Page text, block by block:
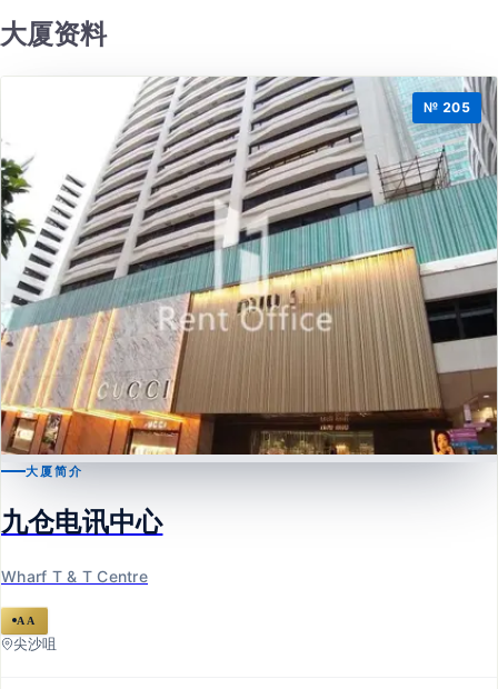
大厦资料
№ 205
九仓电讯中心
Wharf T & T Centre
大厦简介
九仓电讯中心
Wharf T & T Centre
AA
尖沙咀